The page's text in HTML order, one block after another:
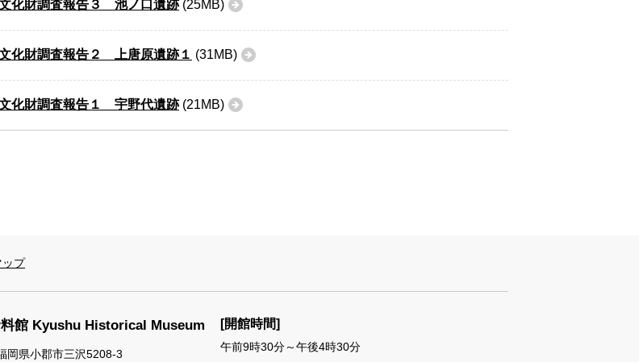
化財調査報告３ 池ノ口遺跡(25MB)
化財調査報告２ 上唐原遺跡１ (31MB)
化財調査報告１ 宇野代遺跡(21MB)
ップ
館 Kyushu Historical Museum
岡県小郡市三沢5208-3
[開館時間]
午前9時30分～午後4時30分